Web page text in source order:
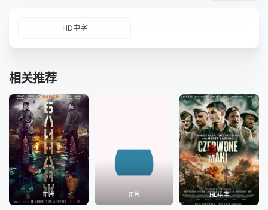
HD中字
相关推荐
正片 正片 HD中字